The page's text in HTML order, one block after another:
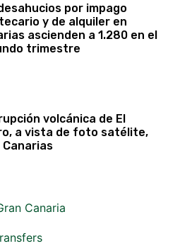
por impago
y de alquiler en
ascienden a 1.280 en el
trimestre
volcánica de El
a vista de foto satélite,
Canarias
Canaria